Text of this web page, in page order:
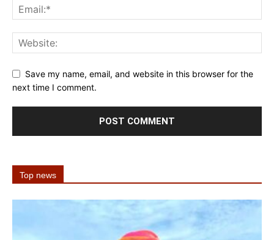
Save my name, email, and website in this browser for the
next time I comment.
Top news